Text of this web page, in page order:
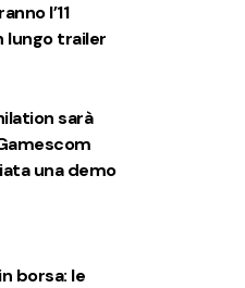
l’11
lungo trailer
sarà
una demo
borsa: le